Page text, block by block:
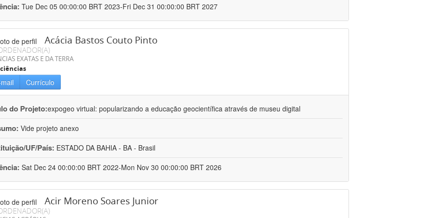
Tue Dec 05 00:00:00 BRT 2023-Fri Dec 31 00:00:00 BRT 2027
Acácia Bastos Couto Pinto
EXATAS E DA TERRA
Currículo
do Projeto:expogeo virtual: popularizando a educação geocientífica através de museu digital
Vide projeto anexo
UF/País: ESTADO DA BAHIA - BA - Brasil
Sat Dec 24 00:00:00 BRT 2022-Mon Nov 30 00:00:00 BRT 2026
Acir Moreno Soares Junior